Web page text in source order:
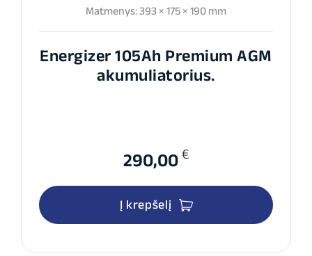
Matmenys: 393 × 175 × 190 mm
Energizer 105Ah Premium AGM
akumuliatorius.
290,00 €
Į krepšelį